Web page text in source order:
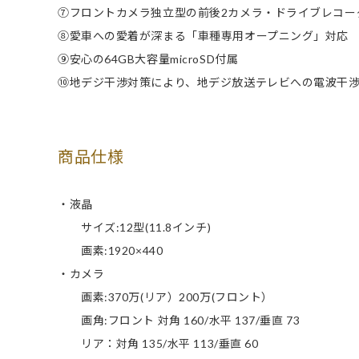
⑦フロントカメラ独立型の前後2カメラ・ドライブレコー
⑧愛車への愛着が深まる「車種専用オープニング」対応
⑨安心の64GB大容量microSD付属
⑩地デジ干渉対策により、地デジ放送テレビへの電波干
商品仕様
・液晶
サイズ:12型(11.8インチ)
画素:1920×440
・カメラ
画素:370万(リア）200万(フロント）
画角:フロント 対角 160/水平 137/垂直 73
リア：対角 135/水平 113/垂直 60